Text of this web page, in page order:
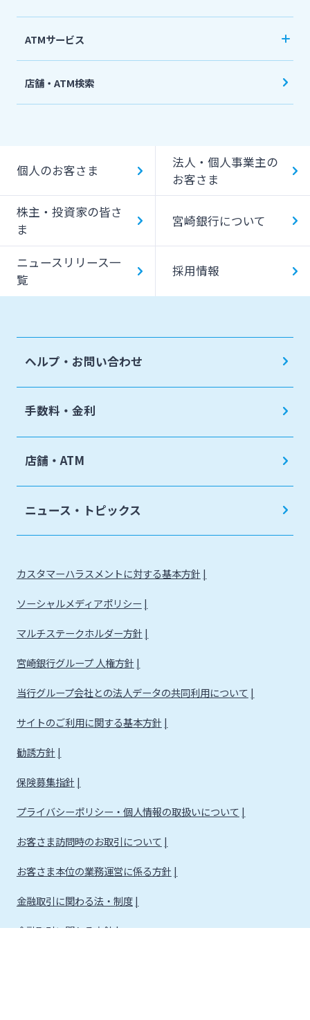
ATMサービス
機能一覧
キャッシング提携先
一日あたりのご利用限度額
ATM Operation Guide
店舗・ATM検索
個人のお客さま
法人・個人事業主の
お客さま
株主・投資家の皆さ
ま
宮崎銀行について
ニュースリリース一
覧
採用情報
ヘルプ・お問い合わせ
手数料・金利
店舗・ATM
ニュース・トピックス
カスタマーハラスメントに対する基本方針
ソーシャルメディアポリシー
マルチステークホルダー方針
宮崎銀行グループ 人権方針
当行グループ会社との法人データの共同利用について
サイトのご利用に関する基本方針
勧誘方針
保険募集指針
プライバシーポリシー・個人情報の取扱いについて
お客さま訪問時のお取引について
お客さま本位の業務運営に係る方針
金融取引に関わる法・制度
金融取引に関わる方針